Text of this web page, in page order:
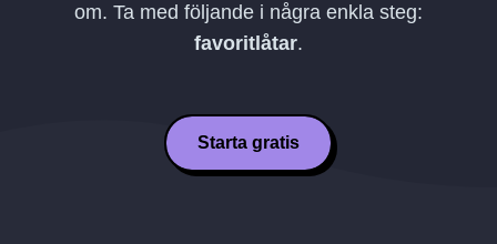
om. Ta med följande i några enkla steg:
favoritlåtar.
Starta gratis